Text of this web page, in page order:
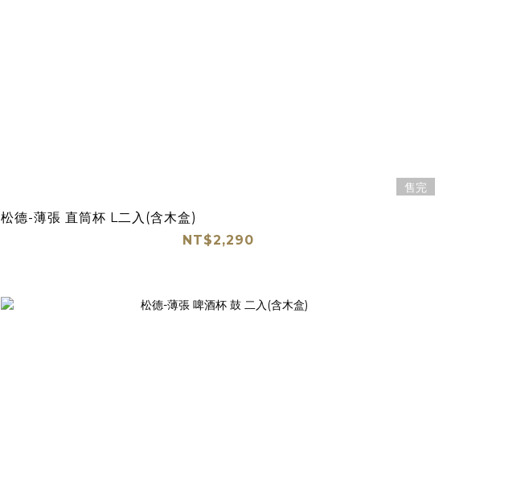
售完
松德-薄張 直筒杯 L二入(含木盒)
NT$2,290